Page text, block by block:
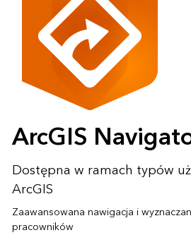
ArcGIS
Dostępna w ramach typów
ArcGIS
Zaawansowana nawigacja i
pracowników